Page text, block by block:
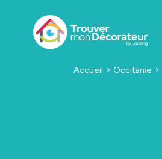
Accueil Occitanie